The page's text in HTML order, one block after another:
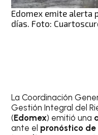
Edomex emite alerta
días. Foto:
La Coordinación
Gestión Integral del
(Edomex) emitió una
ante el pronóstico